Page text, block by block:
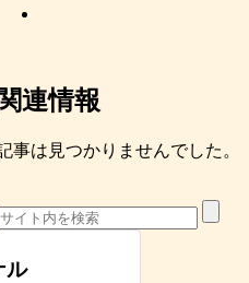
関連情報
事は見つかりませんでした。
ル